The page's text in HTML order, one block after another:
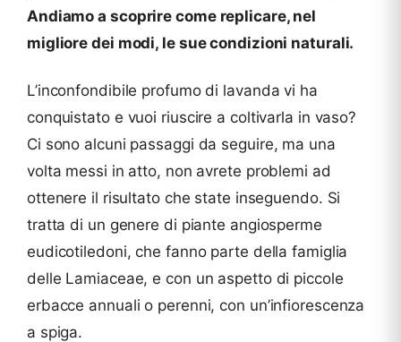
Andiamo a scoprire come replicare, nel
migliore dei modi, le sue condizioni naturali.
L’inconfondibile profumo di lavanda vi ha
conquistato e vuoi riuscire a coltivarla in vaso?
Ci sono alcuni passaggi da seguire, ma una
volta messi in atto, non avrete problemi ad
ottenere il risultato che state inseguendo. Si
tratta di un genere di piante angiosperme
eudicotiledoni, che fanno parte della famiglia
delle Lamiaceae, e con un aspetto di piccole
erbacce annuali o perenni, con un’infiorescenza
a spiga.